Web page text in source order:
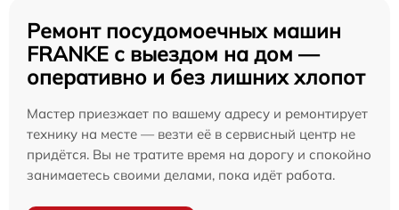
Ремонт посудомоечных машин
FRANKE с выездом на дом —
оперативно и без лишних хлопот
Мастер приезжает по вашему адресу и ремонтирует
технику на месте — везти её в сервисный центр не
придётся. Вы не тратите время на дорогу и спокойно
занимаетесь своими делами, пока идёт работа.